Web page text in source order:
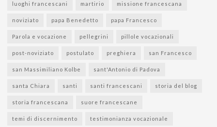
luoghi francescani martirio missione francescana
noviziato papa Benedetto papa Francesco
Parola e vocazione pellegrini pillole vocazionali
post-noviziato postulato preghiera san Francesco
san Massimiliano Kolbe sant'Antonio di Padova
santa Chiara santi santi francescani storia del blog
storia francescana suore francescane
temi di discernimento testimonianza vocazionale